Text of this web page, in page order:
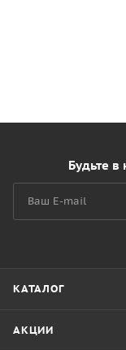
Будьте в
КАТАЛОГ
АКЦИИ